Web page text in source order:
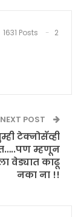
1631 Posts
2
NEXT POST
टेक्नोसॅव्ही
म्हणून
वेड्यात काढू
नका ना !!